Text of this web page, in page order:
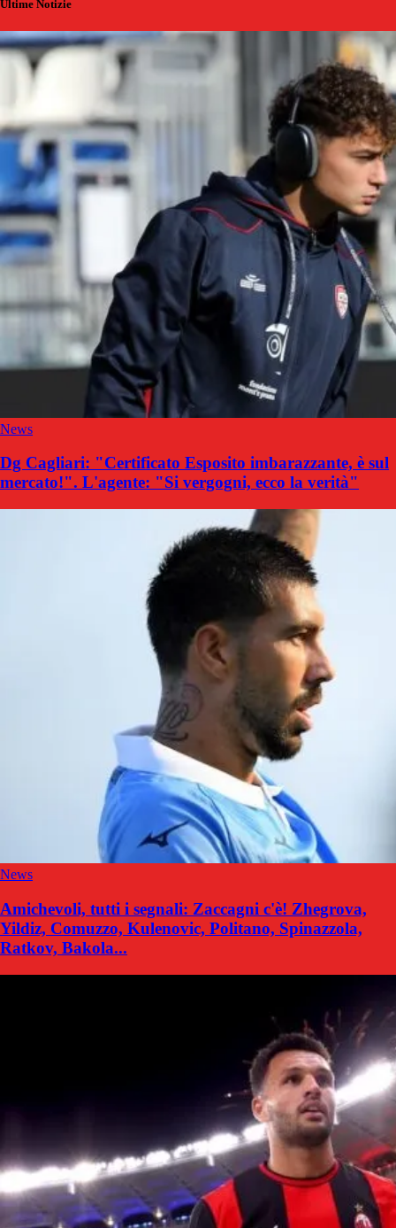
Ultime Notizie
News
Dg Cagliari: "Certificato Esposito imbarazzante, è sul
mercato!". L'agente: "Si vergogni, ecco la verità"
News
Amichevoli, tutti i segnali: Zaccagni c'è! Zhegrova,
Yildiz, Comuzzo, Kulenovic, Politano, Spinazzola,
Ratkov, Bakola...